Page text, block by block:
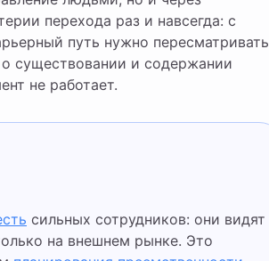
перехода раз и навсегда: с
путь нужно пересматривать
существовании и содержании
не работает.
сильных сотрудников: они видят
на внешнем рынке. Это